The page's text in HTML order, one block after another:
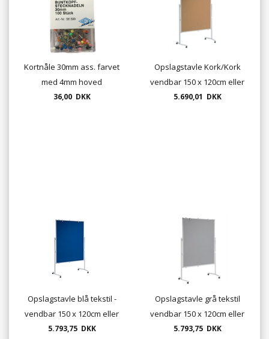
Kortnåle 30mm ass. farvet
med 4mm hoved
benlængde 30mm
36,00 DKK
Opslagstavle Kork/Kork
vendbar 150 x 120cm eller
120 x 150cm "fragtfri
5.690,01 DKK
Opslagstavle blå tekstil -
vendbar 150 x 120cm eller
120 x 150cm "fragtfri
5.793,75 DKK
Opslagstavle grå tekstil
vendbar 150 x 120cm eller
120 x 150cm "fragtfri
5.793,75 DKK